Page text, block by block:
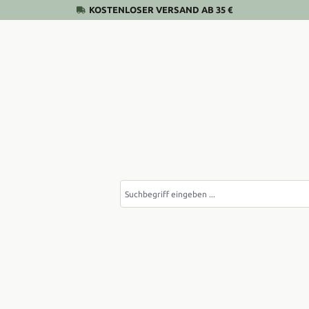
KOSTENLOSER VERSAND AB 35 €